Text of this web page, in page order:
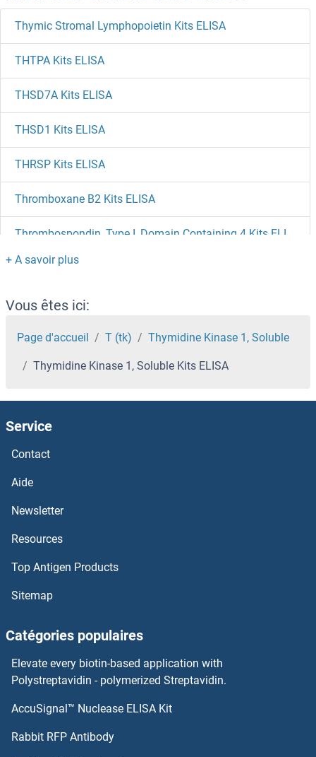
Thymic Stromal Lymphopoietin Kits ELISA
THTPA Kits ELISA
THSD7A Kits ELISA
THSD1 Kits ELISA
THRSP Kits ELISA
Thromboxane B2 Kits ELISA
Thrombospondin 4 Kits ELISA
Thrombospondin 2 Kits ELISA
Thrombospondin 1 Kits ELISA
Thrombopoietin Kits ELISA
THRA Kits ELISA
Thioredoxin Reductase Kits ELISA
Thimet Oligopeptidase 1 Kits ELISA
TGOLN2 Kits ELISA
Thymidine Phosphorylase Kits ELISA
Vous êtes ici:
Page d'accueil T (tk) Thymidine Kinase 1, Soluble
Thymidine Kinase 1, Soluble Kits ELISA
Service
Contact
Aide
Newsletter
Resources
Top Antigen Products
Sitemap
Catégories populaires
Elevate every biotin-based application with
Polystreptavidin - polymerized Streptavidin.
AccuSignal™ Nuclease ELISA Kit
Rabbit RFP Antibody